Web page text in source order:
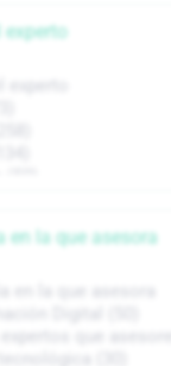
experto
en la que asesora